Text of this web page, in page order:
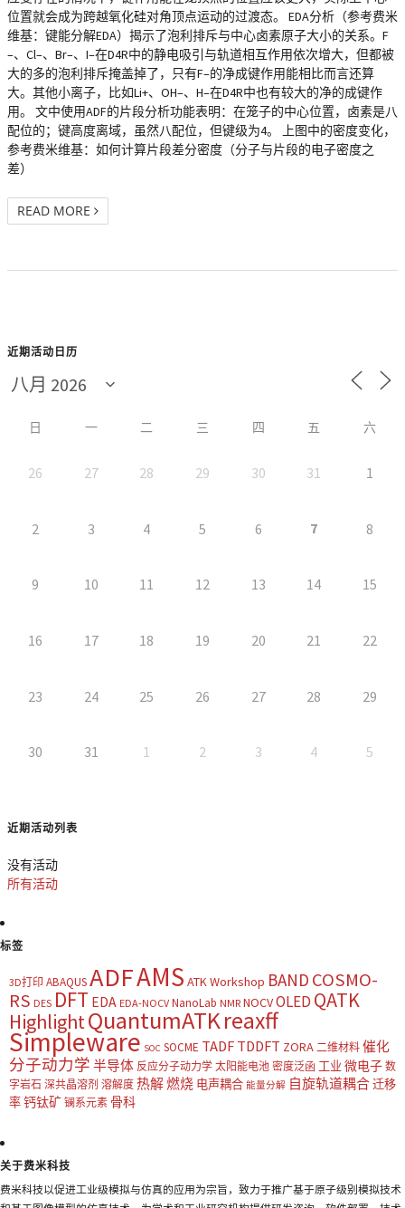
位置就会成为跨越氧化硅对角顶点运动的过渡态。 EDA分析（参考费米
维基：键能分解EDA）揭示了泡利排斥与中心卤素原子大小的关系。F
–、Cl–、Br–、I–在D4R中的静电吸引与轨道相互作用依次增大，但都被
大的多的泡利排斥掩盖掉了，只有F–的净成键作用能相比而言还算
大。其他小离子，比如Li+、OH–、H–在D4R中也有较大的净的成键作
用。 文中使用ADF的片段分析功能表明：在笼子的中心位置，卤素是八
配位的；键高度离域，虽然八配位，但键级为4。 上图中的密度变化，
参考费米维基：如何计算片段差分密度（分子与片段的电子密度之
差）
READ MORE
近期活动日历
日 一 二 三 四 五 六
26 27 28 29 30 31 1
2 3 4 5 6 7 8
9 10 11 12 13 14 15
16 17 18 19 20 21 22
23 24 25 26 27 28 29
30 31 1 2 3 4 5
近期活动列表
没有活动
所有活动
标签
3D打印 ABAQUSADFAMS ATK Workshop BAND COSMO-
RS DES DFT EDA EDA-NOCV NanoLab NMR NOCVOLED QATK
HighlightQuantumATKreaxff
Simpleware SOC SOCME TADF TDDFT ZORA 二维材料 催化
分子动力学 半导体 反应分子动力学 太阳能电池 密度泛函 工业 微电子 数
字岩石 深共晶溶剂 溶解度 热解燃烧 电声耦合 能量分解 自旋轨道耦合迁移
率钙钛矿 镧系元素 骨科
关于费米科技
费米科技以促进工业级模拟与仿真的应用为宗旨，致力于推广基于原子级别模拟技术